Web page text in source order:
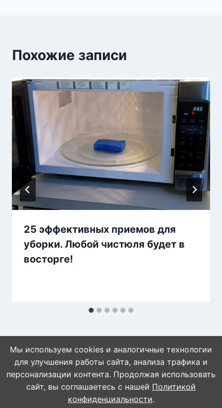
Похожие записи
25 эффективных приемов для
уборки. Любой чистюля будет в
восторге!
© 2026 Naget.Ru
Мы используем cookies и аналогичные технологии
для улучшения работы сайта, анализа трафика и
персонализации контента. Продолжая использовать
сайт, вы соглашаетесь с нашей Политикой
конфиденциальности.